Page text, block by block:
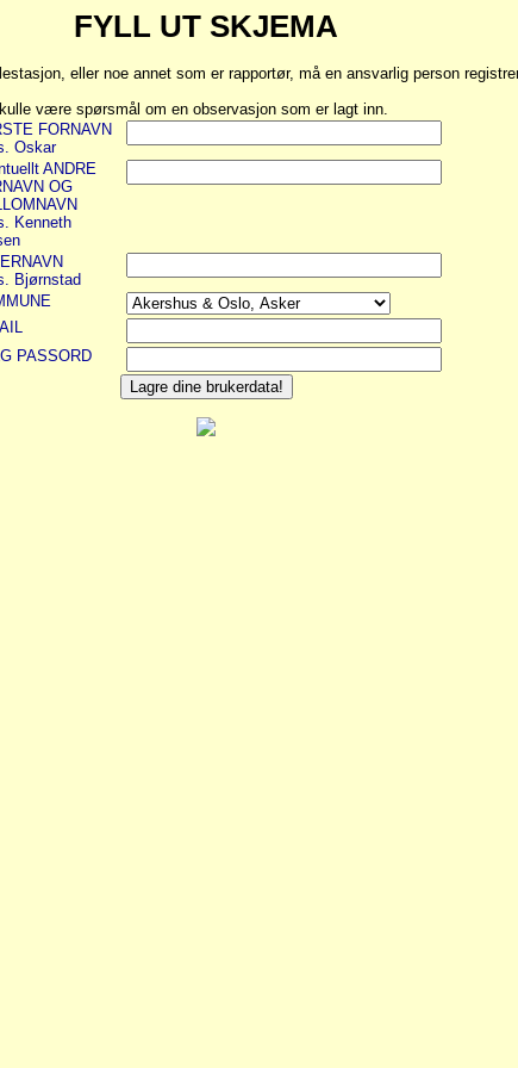
FYLL UT SKJEMA
eller noe annet som er rapportør, må en ansvarlig person
være spørsmål om en observasjon som er lagt inn.
FORNAVN
Oskar
ANDRE
OG
Kenneth
Bjørnstad
PASSORD